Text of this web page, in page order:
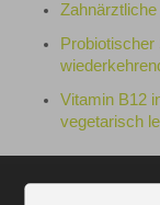
Vitamin B12
vegetarisch